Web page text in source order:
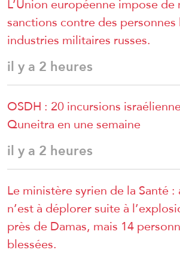
sanctions contre des personnes
industries militaires russes.
il y a 2 heures
OSDH : 20 incursions
Quneitra en une semaine
il y a 2 heures
Le ministère syrien de la Santé
n’est à déplorer suite à
près de Damas, mais 14
blessées.